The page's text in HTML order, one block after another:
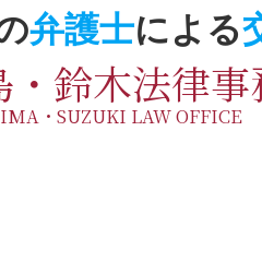
の弁護士に
島・鈴木法
SHIMA・SUZUKI LAW